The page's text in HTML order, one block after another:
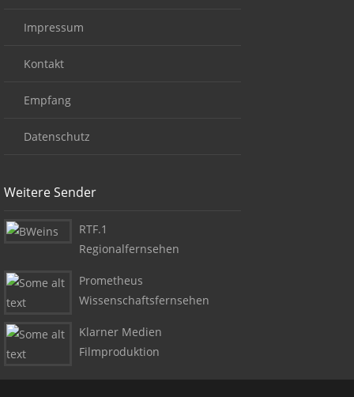
Impressum
Kontakt
Empfang
Datenschutz
Weitere Sender
RTF.1
Regionalfernsehen
Prometheus
Wissenschaftsfernsehen
Klarner Medien
Filmproduktion